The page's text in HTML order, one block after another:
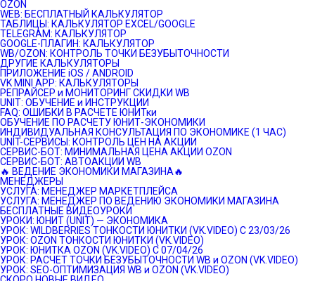
OZON
WEB: БЕСПЛАТНЫЙ КАЛЬКУЛЯТОР
ТАБЛИЦЫ: КАЛЬКУЛЯТОР EXCEL/GOOGLE
TELEGRAM: КАЛЬКУЛЯТОР
GOOGLE-ПЛАГИН: КАЛЬКУЛЯТОР
WB/OZON: КОНТРОЛЬ ТОЧКИ БЕЗУБЫТОЧНОСТИ
ДРУГИЕ КАЛЬКУЛЯТОРЫ
ПРИЛОЖЕНИЕ iOS / ANDROID
VK MINI APP: КАЛЬКУЛЯТОРЫ
РЕПРАЙСЕР и МОНИТОРИНГ СКИДКИ WB
UNIT: ОБУЧЕНИЕ и ИНСТРУКЦИИ
FAQ: ОШИБКИ В РАСЧЕТЕ ЮНИТки
ОБУЧЕНИЕ ПО РАСЧЕТУ ЮНИТ-ЭКОНОМИКИ
ИНДИВИДУАЛЬНАЯ КОНСУЛЬТАЦИЯ ПО ЭКОНОМИКЕ (1 ЧАС)
UNIT-СЕРВИСЫ: КОНТРОЛЬ ЦЕН НА АКЦИИ
СЕРВИС-БОТ: МИНИМАЛЬНАЯ ЦЕНА АКЦИИ OZON
СЕРВИС-БОТ: АВТОАКЦИИ WB
🔥 ВЕДЕНИЕ ЭКОНОМИКИ МАГАЗИНА🔥
МЕНЕДЖЕРЫ
УСЛУГА: МЕНЕДЖЕР МАРКЕТПЛЕЙСА
УСЛУГА: МЕНЕДЖЕР ПО ВЕДЕНИЮ ЭКОНОМИКИ МАГАЗИНА
БЕСПЛАТНЫЕ ВИДЕОУРОКИ
УРОКИ: ЮНИТ (UNIT) — ЭКОНОМИКА
УРОК: WILDBERRIES ТОНКОСТИ ЮНИТКИ (VK.VIDEO) C 23/03/26
УРОК: OZON ТОНКОСТИ ЮНИТКИ (VK.VIDEO)
УРОК: ЮНИТКА OZON (VK.VIDEO) C 07/04/26
УРОК: РАСЧЕТ ТОЧКИ БЕЗУБЫТОЧНОСТИ WB и OZON (VK.VIDEO)
УРОК: SEO-ОПТИМИЗАЦИЯ WB и OZON (VK.VIDEO)